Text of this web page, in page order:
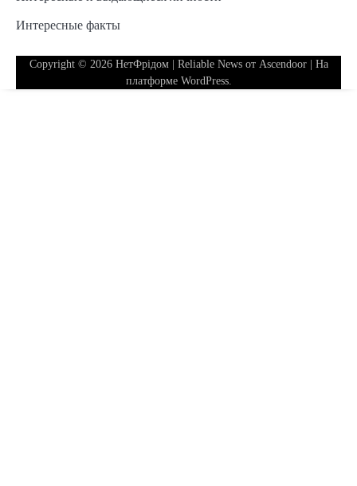
Интересные факты
Copyright © 2026 НетФрідом| Reliable News от Ascendoor| На
платформе WordPress.